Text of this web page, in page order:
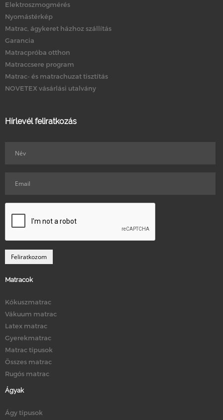
Elektroszmogmérés
Nyomástérkép
Matrac, ágykeret házhoz szállítás
Garancia
Matracpróba otthon
Matraccsere program
Matrac- és matrachuzat tisztítás
NOVETEX vásárlási utalvány
Hírlevél feliratkozás
Matracok
Kókuszmatrac
Vákuum matrac
Latex matrac
Gyerekmatrac
Matrac típusok
Összes matrac
Rugós matrac
Ágyak
Ágy típusok